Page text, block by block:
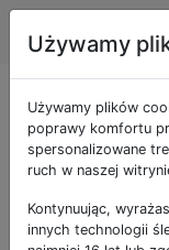
jako
1 Co
Używamy
Używamy plików
poprawy komfortu
spersonalizowane
ruch w naszej
Kontynuując,
innych technologii